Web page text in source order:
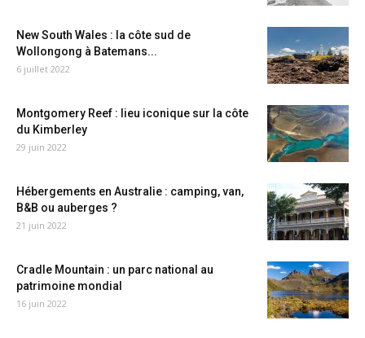
New South Wales : la côte sud de
Wollongong à Batemans...
6 juillet 2022
Montgomery Reef : lieu iconique sur la côte
du Kimberley
29 juin 2022
Hébergements en Australie : camping, van,
B&B ou auberges ?
21 juin 2022
Cradle Mountain : un parc national au
patrimoine mondial
16 juin 2022